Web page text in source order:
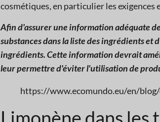
cosmétiques, en particulier les exigences
Afin d'assurer une information adéquate
substances dans la liste des ingrédients et
ingrédients. Cette information devrait
leur permettre d'éviter l'utilisation de
https://www.ecomundo.eu/en/
Limonène dans